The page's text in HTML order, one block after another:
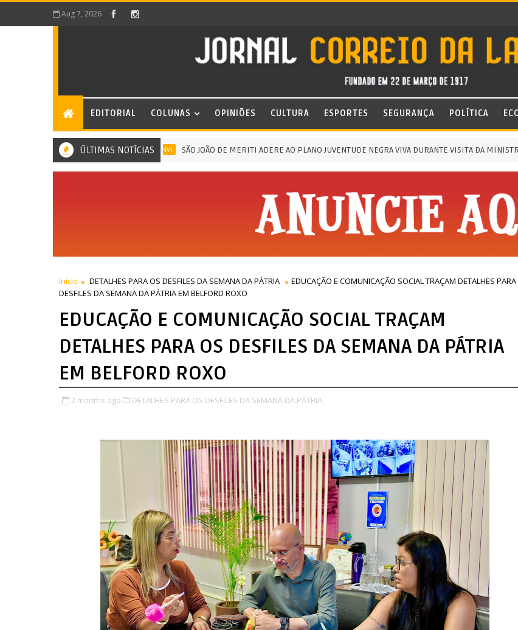
Aug 7, 2026
EDITORIAL COLUNAS OPINIÕES CULTURA ESPORTES SEGURANÇA POLÍTICA
ÚLTIMAS NOTÍCIAS
PLANO JUVENTUDE NEGRA VIVA (PJNV) SÃO JOÃO DE MERITI ADERE AO PLANO JUVENTUDE NEGRA VIVA DURANTE VISITA DA MINISTRA DA
Início DETALHES PARA OS DESFILES DA SEMANA DA PÁTRIA
EDUCAÇÃO E COMUNICAÇÃO SOCIAL TRAÇAM DETALHES PARA
DESFILES DA SEMANA DA PÁTRIA EM BELFORD ROXO
EDUCAÇÃO E COMUNICAÇÃO SOCIAL TRAÇAM
DETALHES PARA OS DESFILES DA SEMANA DA PÁTRIA
EM BELFORD ROXO
2 months ago DETALHES PARA OS DESFILES DA SEMANA DA PÁTRIA,